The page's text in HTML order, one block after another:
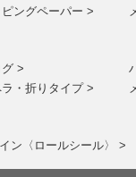
ングペーパー >
>
・折りタイプ >
ン〈ロールシール〉 >